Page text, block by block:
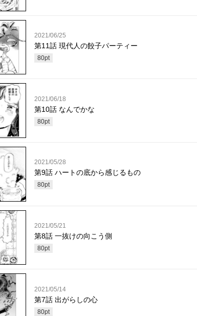
2021/06/25
第11話 現代人の餃子パーティー
80pt
2021/06/18
第10話 なんでかな
80pt
2021/05/28
第9話 ハートの底から感じるもの
80pt
2021/05/21
第8話 一抜けの向こう側
80pt
2021/05/14
第7話 出がらしの心
80pt